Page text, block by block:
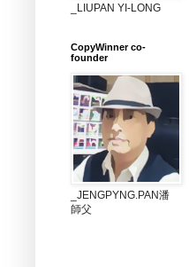
_LIUPAN YI-LONG
CopyWinner co-
founder
_JENGPYNG.PAN潘
師父